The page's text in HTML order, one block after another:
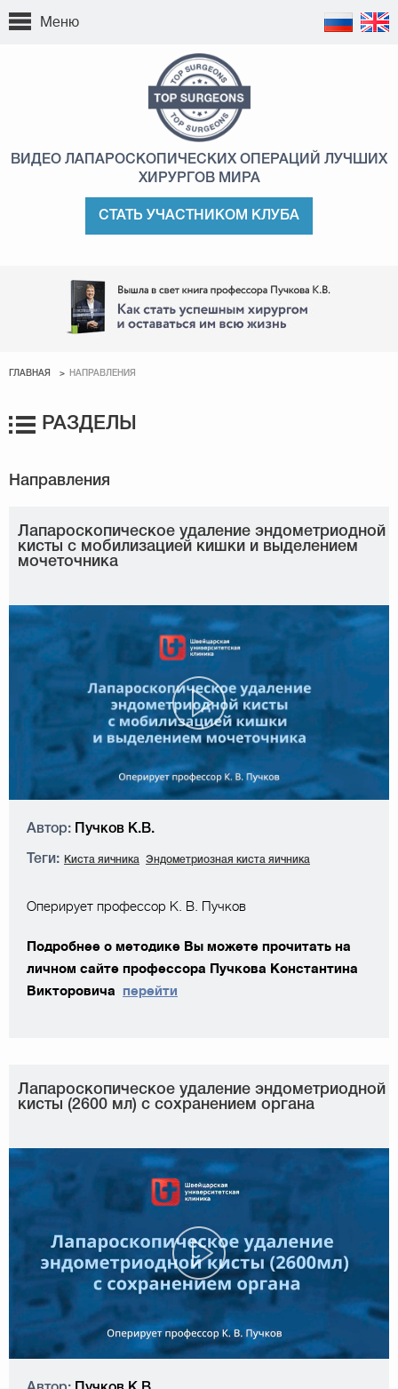
Меню
ВИДЕО ЛАПАРОСКОПИЧЕСКИХ ОПЕРАЦИЙ ЛУЧШИХ
ХИРУРГОВ МИРА
СТАТЬ УЧАСТНИКОМ КЛУБА
ГЛАВНАЯ НАПРАВЛЕНИЯ
РАЗДЕЛЫ
Лапароскопическое удаление эндометриодной
кисты с мобилизацией кишки и выделением
мочеточника
Автор: Пучков К.В.
Теги: Киста яичника Эндометриозная киста яичника
Оперирует профессор К. В. Пучков
Подробнее о методике Вы можете прочитать на
личном сайте профессора Пучкова Константина
Викторовича перейти
Лапароскопическое удаление эндометриодной
кисты (2600 мл) с сохранением органа